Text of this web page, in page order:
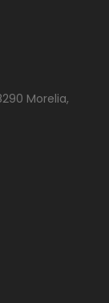
Morelia,